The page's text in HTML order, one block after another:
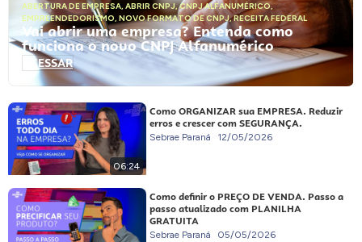
ABERTURA DE EMPRESA, ABRIR CNPJ,CNPJ ALFANUMÉRICO,
EMPREENDEDORISMO, NOVO FORMATO DE CNPJ,RECEITA FEDERAL
Vai abrir uma empresa? Entenda como
funciona o novo CNPJ Alfanumérico
ACESSAR
06:24
Como ORGANIZAR sua EMPRESA. Reduzir
erros e crescer com SEGURANÇA.
Sebrae Paraná 12/05/2026
Como definir o PREÇO DE VENDA. Passo a
passo atualizado com PLANILHA
GRATUITA
Sebrae Paraná 05/05/2026